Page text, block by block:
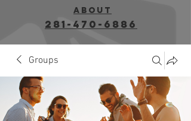
about
281-470-6886
Groups